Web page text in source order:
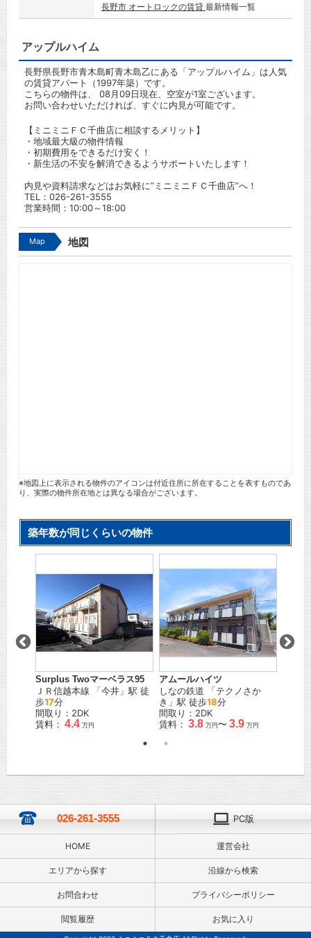
長野市 オートロックの賃貸 最新情報一覧
アップルハイム
長野県長野市青木島町青木島乙にある「アップルハイム」は人気
の賃貸アパート（1997年築）です。
こちらの物件は、 08月09日現在、空室が1室ございます。
お問い合わせいただければ、すぐに内見が可能です。
【ミニミニＦＣ千曲店に相談するメリット】
・地域最大級の物件情報
・初期費用をできるだけ安く！
・新生活の不安を解消できるようサポートいたします！
内見や資料請求などはお気軽に”ミニミニＦＣ千曲店”へ！
TEL： 026-261-3555
営業時間：10:00～18:00
Map 地図
※地図上に表示される物件のアイコンは付近住所に所在することを表すものであ
り、実際の物件所在地とは異なる場合がございます。
築年数が同じくらいの物件
Surplus Twoマーベラス95
ＪＲ信越本線 「今井 」駅 徒
歩17分
間取り：2DK
賃料： 4.4 万円
アムールハイツ
しなの鉄道 「テクノさか
き 」駅 徒歩18分
間取り：2DK
賃料： 3.8 万円〜 3.9 万円
026-261-3555 PC版
HOME 運営会社
エリアから探す 沿線から検索
お問合わせ プライバシーポリシー
閲覧履歴 お気に入り